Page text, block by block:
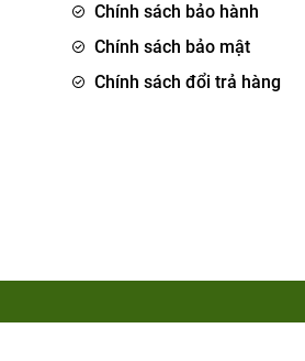
Chính sách bảo hành
Chính sách bảo mật
Chính sách đổi trả hàng